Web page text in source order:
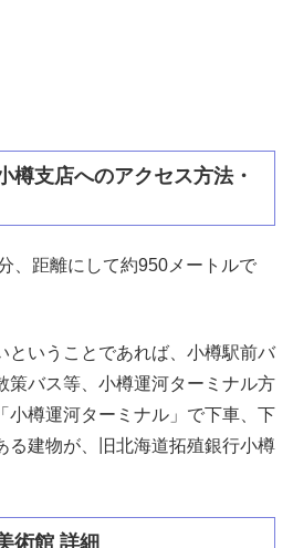
樽支店へのアクセス方法・
、距離にして約950メートルで
ということであれば、小樽駅前バ
策バス等、小樽運河ターミナル方
小樽運河ターミナル」で下車、下
る建物が、旧北海道拓殖銀行小樽
術館 詳細